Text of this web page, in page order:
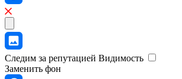
Следим за репутацией Видимость
Заменить фон